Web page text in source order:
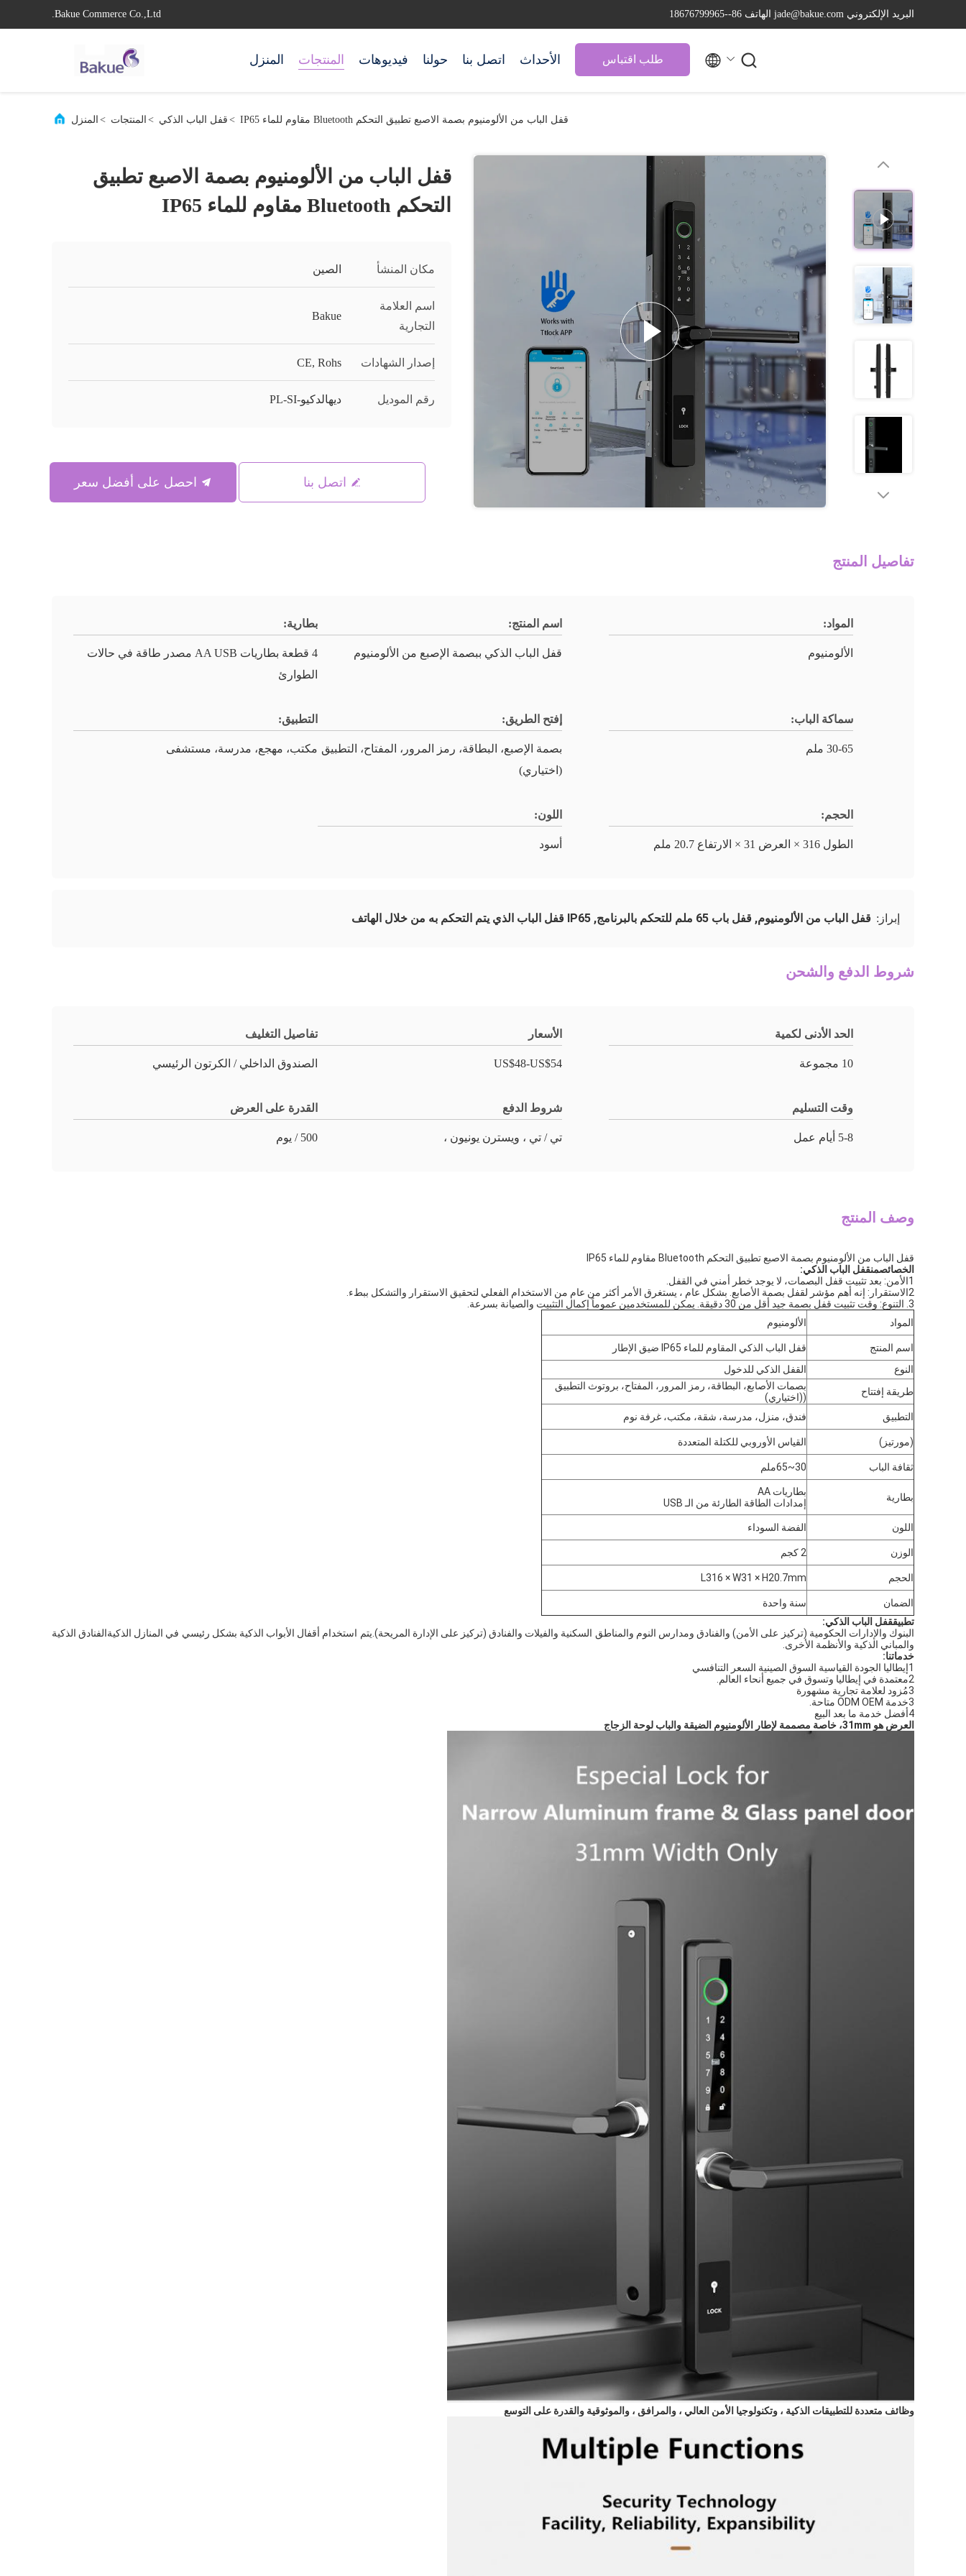
Bakue Commerce Co.,Ltd. البريد الإلكتروني jade@bakue.com الهاتف 86--18676799965
المنزل المنتجات فيديوهات حولنا اتصل بنا الأحداث طلب اقتباس  
المنزل > المنتجات > قفل الباب الذكي > قفل الباب من الألومنيوم بصمة الاصبع تطبيق التحكم Bluetooth مقاوم للماء IP65
قفل الباب من الألومنيوم بصمة الاصبع تطبيق
التحكم Bluetooth مقاوم للماء IP65
مكان المنشأ الصين
اسم العلامة
التجارية
Bakue
إصدار الشهادات CE, Rohs
رقم الموديل ديهالدكيو-PL-SI
اتصل بنا
تفاصيل المنتج
المواد:
الألومنيوم
اسم المنتج:
قفل الباب الذكي ببصمة الإصبع من الألومنيوم
بطارية:
4 قطعة بطاريات AA USB مصدر طاقة في حالات
الطوارئ
سماكة الباب:
30-65 ملم
إفتح الطريق:
بصمة الإصبع، البطاقة، رمز المرور، المفتاح، التطبيق
(اختياري)
التطبيق:
مكتب، مهجع، مدرسة، مستشفى
الحجم:
الطول 316 × العرض 31 × الارتفاع 20.7 ملم
اللون:
أسود
إبراز: قفل الباب من الألومنيوم, قفل باب 65 ملم للتحكم بالبرنامج , IP65 قفل الباب الذي يتم التحكم به من خلال الهاتف
شروط الدفع والشحن
الحد الأدنى لكمية
10 مجموعة
الأسعار
US$48-US$54
تفاصيل التغليف
الصندوق الداخلي / الكرتون الرئيسي
وقت التسليم
5-8 أيام عمل
شروط الدفع
تي / تي ، ويسترن يونيون ،
القدرة على العرض
500 / يوم
وصف المنتج
قفل الباب من الألومنيوم بصمة الاصبع تطبيق التحكم Bluetooth مقاوم للماء IP65
الخصائصمنقفل الباب الذكي:
1الأمن: بعد تثبيت قفل البصمات، لا يوجد خطر أمني في القفل.
2الاستقرار: إنه أهم مؤشر لقفل بصمة الأصابع. بشكل عام ، يستغرق الأمر أكثر من عام من الاستخدام الفعلي لتحقيق الاستقرار والتشكل ببطء.
3. التنوع: وقت تثبيت قفل بصمة جيد أقل من 30 دقيقة. يمكن للمستخدمين عموماً إكمال التثبيت والصيانة بسرعة.
المواد
الألومنيوم
اسم المنتج
قفل الباب الذكي المقاوم للماء IP65 ضيق الإطار
النوع
القفل الذكي للدخول
طريقة إفتتاح
بصمات الأصابع، البطاقة، رمز المرور، المفتاح، بروتوث التطبيق
((اختياري)
التطبيق
فندق، منزل، مدرسة، شقة، مكتب، غرفة نوم
(مورتيز) القياس الأوروبي للكتلة المتعددة
ثقافة الباب 30~65ملم
بطارية
بطاريات AA
إمدادات الطاقة الطارئة من الـ USB
اللون الفضة السوداء
الوزن 2 كجم
الحجم L316 × W31 × H20.7mm
الضمان
سنة واحدة
تطبيققفل الباب الذكي:
البنوك والإدارات الحكومية (تركيز على الأمن) والفنادق ومدارس النوم والمناطق السكنية والفيلات والفنادق (تركيز على الإدارة المريحة).يتم استخدام أقفال الأبواب الذكية بشكل رئيسي في المنازل الذكيةالفنادق الذكية
والمباني الذكية والأنظمة الأخرى.
خدماتنا:
1إيطاليا الجودة القياسية السوق الصينية السعر التنافسي
2معتمدة في إيطاليا وتسوق في جميع أنحاء العالم.
3مُزود لعلامة تجارية مشهورة
3خدمة ODM OEM متاحة.
4أفضل خدمة ما بعد البيع
العرض هو 31mm، خاصة مصممة لإطار الألومنيوم الضيقة والباب لوحة الزجاج
وظائف متعددة للتطبيقات الذكية ، وتكنولوجيا الأمن العالي ، والمرافق ، والموثوقية والقدرة على التوسع